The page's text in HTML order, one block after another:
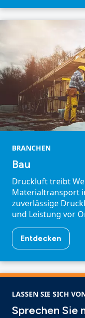
BRANCHEN
Bau
Druckluft treibt
Materialtransport
zuverlässige
und Leistung vor
Entdecken
LASSEN SIE SICH
Sprechen Sie